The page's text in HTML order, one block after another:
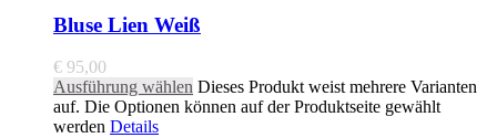
Bluse Lien Weiß
€ 95,00
Ausführung wählen Dieses Produkt weist mehrere Varianten
auf. Die Optionen können auf der Produktseite gewählt
werden Details